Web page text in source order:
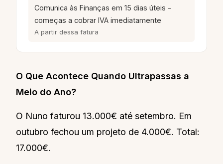
Comunica às Finanças em 15 dias úteis -
começas a cobrar IVA imediatamente
A partir dessa fatura
O Que Acontece Quando Ultrapassas a
Meio do Ano?
O Nuno faturou 13.000€ até setembro. Em
outubro fechou um projeto de 4.000€. Total:
17.000€.